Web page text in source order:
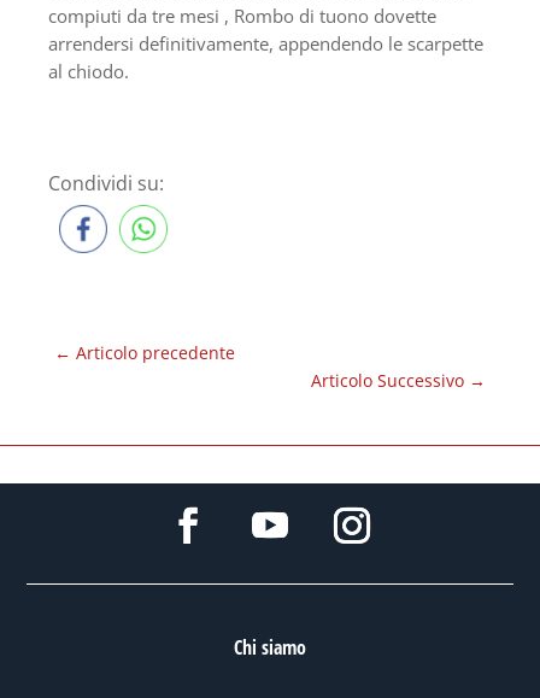
compiuti da tre mesi , Rombo di tuono dovette
arrendersi definitivamente, appendendo le scarpette
al chiodo.
Condividi su:
← Articolo precedente
Articolo Successivo →
Chi siamo